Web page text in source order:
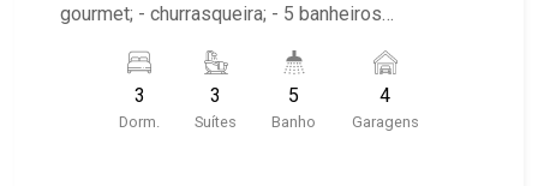
gourmet; - churrasqueira; - 5 banheiros
serviço; - lavabo; - 04 vagas de garagem sendo
02 cobertas - Condomínio: Portaria 24hrs, Ronda
Motorizada, Praça Central com Campo de
3
Dorm.
3
Suítes
5
Banho
4
Garagens